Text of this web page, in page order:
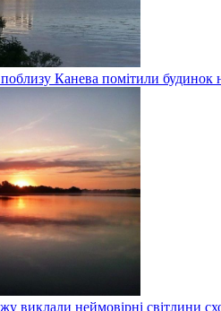
Канева помітили будинок
виклали неймовірні світлини